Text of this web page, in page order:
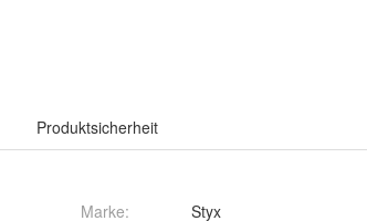
Produktsicherheit
Marke: Styx